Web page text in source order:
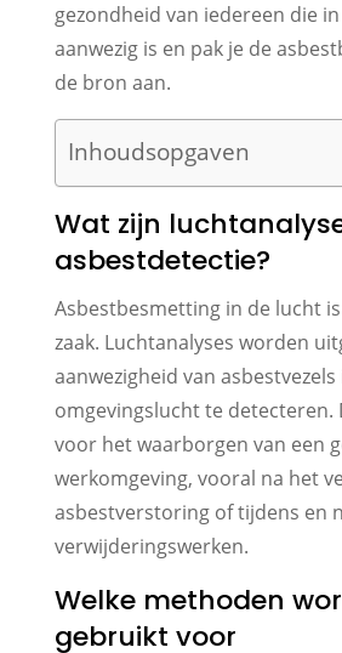
gezondheid van iedereen die
aanwezig is en pak je de
de bron aan.
Inhoudsopgaven
Wat zijn
asbestdetectie?
Asbestbesmetting in de lucht
zaak. Luchtanalyses worden
aanwezigheid van asbestvezels
omgevingslucht te detecteren.
voor het waarborgen van een
werkomgeving, vooral na het
asbestverstoring of tijdens en
verwijderingswerken.
Welke methoden
gebruikt voor